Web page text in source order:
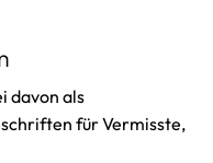
davon als
für Vermisste,